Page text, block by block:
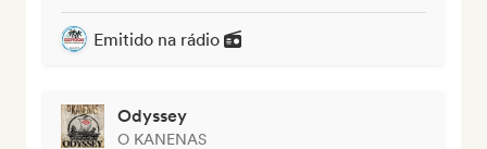
Emitido na rádio
Odyssey
O KANENAS